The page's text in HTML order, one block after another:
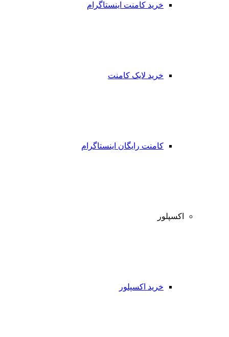
خرید کامنت اینستاگرام
خرید لایک کامنت
کامنت رایگان اینستاگرام
اکسپلور
خرید اکسپلور